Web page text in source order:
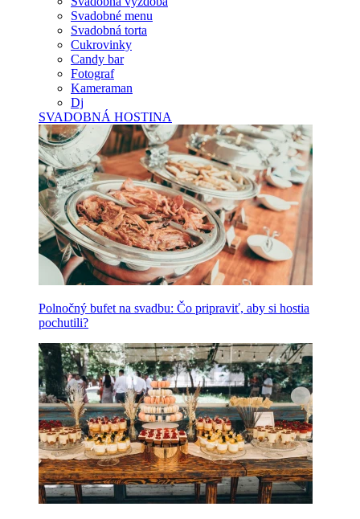
Svadobné menu
Svadobná torta
Cukrovinky
Candy bar
Fotograf
Kameraman
Dj
SVADOBNÁ HOSTINA
Polnočný bufet na svadbu: Čo pripraviť, aby si hostia
pochutili?